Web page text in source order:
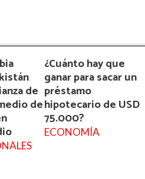
de
de
¿Cuánto hay que
ganar para sacar un
préstamo
hipotecario de USD
75.000?
ECONOMÍA